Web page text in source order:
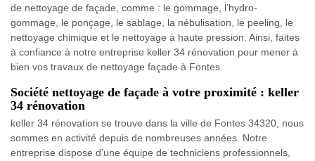
de nettoyage de façade, comme : le gommage, l’hydro-
gommage, le ponçage, le sablage, la nébulisation, le peeling, le
nettoyage chimique et le nettoyage à haute pression. Ainsi, faites
à confiance à notre entreprise keller 34 rénovation pour mener à
bien vos travaux de nettoyage façade à Fontes.
Société nettoyage de façade à votre proximité : keller
34 rénovation
keller 34 rénovation se trouve dans la ville de Fontes 34320, nous
sommes en activité depuis de nombreuses années. Notre
entreprise dispose d’une équipe de techniciens professionnels,